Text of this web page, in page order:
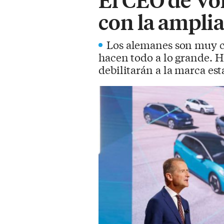
con la
Los alemanes son muy
hacen todo a lo grande.
debilitarán a la marca